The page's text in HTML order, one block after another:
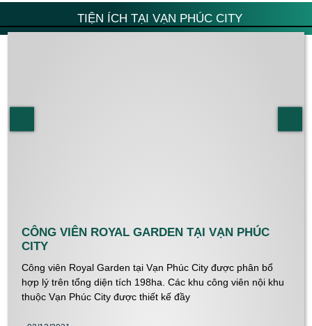
TIỆN ÍCH TẠI VẠN PHÚC CITY
CÔNG VIÊN ROYAL GARDEN TẠI VẠN PHÚC
CITY
Công viên Royal Garden tại Vạn Phúc City được phân bổ
hợp lý trên tổng diện tích 198ha. Các khu công viên nội khu
thuộc Vạn Phúc City được thiết kế đầy